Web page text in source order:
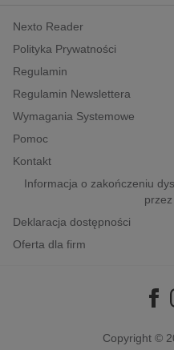
polityka, społeczno-
psychologiczne
inne
popularno-naukowe
historia
Nexto Reader
Polityka Prywatności
Regulamin
Regulamin Newslettera
Wymagania Systemowe
Pomoc
Kontakt
Informacja o zakończeniu
Deklaracja dostępności
Oferta dla firm
Copyright ©